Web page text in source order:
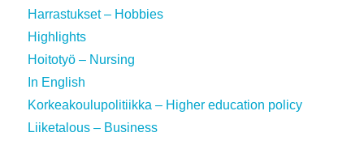
Harrastukset – Hobbies
Highlights
Hoitotyö – Nursing
In English
Korkeakoulupolitiikka – Higher education policy
Liiketalous – Business